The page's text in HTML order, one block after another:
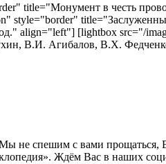
title="Монумент в честь
style="border"
align="left"] [lightbox src="/
В.И. Агибалов, В.Х.
не спешим с вами
Ждём Вас в наших